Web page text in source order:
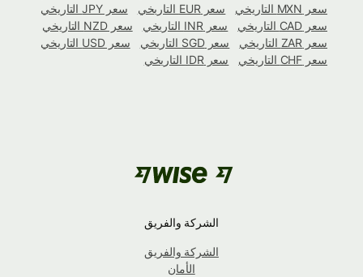
سعر MXN التاريخي
سعر EUR التاريخي
سعر JPY التاريخي
سعر CAD التاريخي
سعر INR التاريخي
سعر NZD التاريخي
سعر ZAR التاريخي
سعر SGD التاريخي
سعر USD التاريخي
سعر CHF التاريخي
سعر IDR التاريخي
الشركة والفريق
الشركة والفريق
الأمان